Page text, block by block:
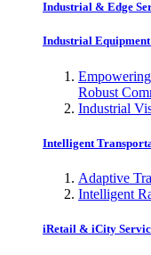
Industrial & Edge
Industrial
Robust
Industrial
Intelligent
Adaptive
Intelligent
iRetail & iCity